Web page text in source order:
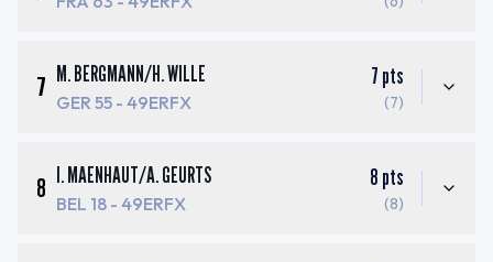
7 M. BERGMANN/H. WILLE
GER 55- 49ERFX
7 pts
(7)
8 I. MAENHAUT/A. GEURTS
BEL 18 - 49ERFX
8 pts
(8)